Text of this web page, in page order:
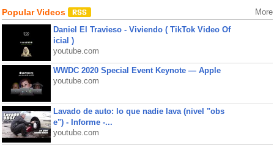
Popular Videos More
Daniel El Travieso - Viviendo ( TikTok Video Of
icial )
youtube.com
WWDC 2020 Special Event Keynote — Apple
youtube.com
Lavado de auto: lo que nadie lava (nivel "obs
e") - Informe -...
youtube.com